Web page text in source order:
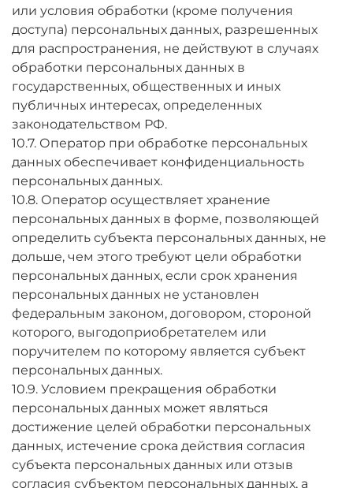
или условия обработки (кроме получения
доступа) персональных данных, разрешенных
для распространения, не действуют в случаях
обработки персональных данных в
государственных, общественных и иных
публичных интересах, определенных
законодательством РФ.
10.7. Оператор при обработке персональных
данных обеспечивает конфиденциальность
персональных данных.
10.8. Оператор осуществляет хранение
персональных данных в форме, позволяющей
определить субъекта персональных данных, не
дольше, чем этого требуют цели обработки
персональных данных, если срок хранения
персональных данных не установлен
федеральным законом, договором, стороной
которого, выгодоприобретателем или
поручителем по которому является субъект
персональных данных.
10.9. Условием прекращения обработки
персональных данных может являться
достижение целей обработки персональных
данных, истечение срока действия согласия
субъекта персональных данных или отзыв
согласия субъектом персональных данных, а